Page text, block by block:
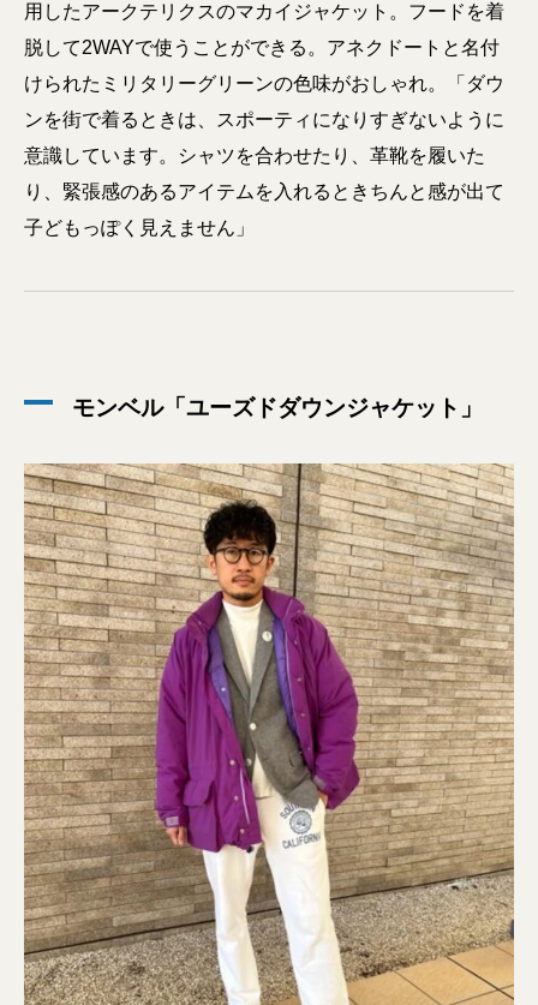
用したアークテリクスのマカイジャケット。フードを着
脱して2WAYで使うことができる。アネクドートと名付
けられたミリタリーグリーンの色味がおしゃれ。「ダウ
ンを街で着るときは、スポーティになりすぎないように
意識しています。シャツを合わせたり、革靴を履いた
り、緊張感のあるアイテムを入れるときちんと感が出て
子どもっぽく見えません」
モンベル「ユーズドダウンジャケット」